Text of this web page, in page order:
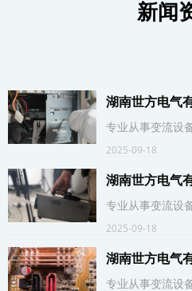
湖南世方电气
专业从事变流设
流、轨道交通、
电电源、特种电
变器测试电源、
领先的大功率变
2025-09-18
湖南世方电气
专业从事变流设
流、轨道交通、
电电源、特种电
变器测试电源、
2025-09-18
湖南世方电气
专业从事变流设
新闻